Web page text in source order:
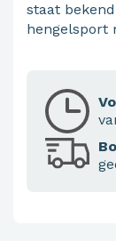
staat
hengelsport